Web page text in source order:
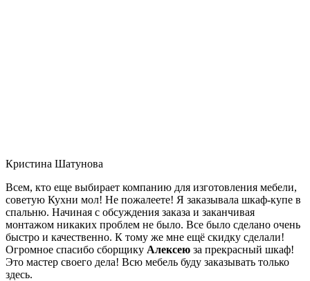
Кристина Шатунова
Всем, кто еще выбирает компанию для изготовления мебели,
советую Кухни мол! Не пожалеете! Я заказывала шкаф-купе в
спальню. Начиная с обсуждения заказа и заканчивая
монтажом никаких проблем не было. Все было сделано очень
быстро и качественно. К тому же мне ещё скидку сделали!
Огромное спасибо сборщику Алексею за прекрасный шкаф!
Это мастер своего дела! Всю мебель буду заказывать только
здесь.